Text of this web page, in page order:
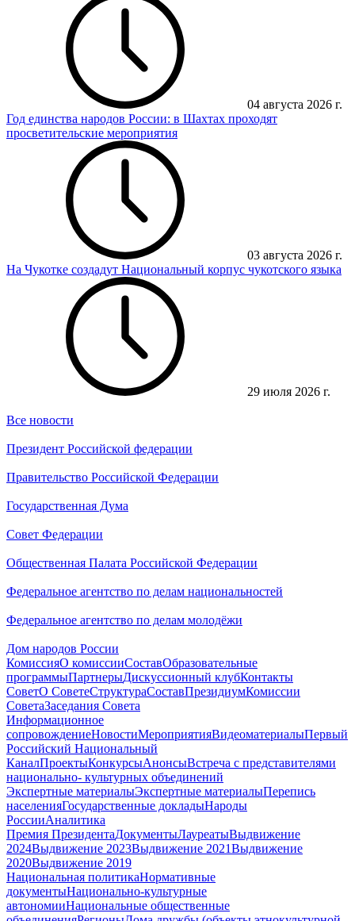
04 августа 2026 г.
Год единства народов России: в Шахтах проходят
просветительские мероприятия
03 августа 2026 г.
На Чукотке создадут Национальный корпус чукотского языка
29 июля 2026 г.
Все новости
Президент Российской федерации
Правительство Российской Федерации
Государственная Дума
Совет Федерации
Общественная Палата Российской Федерации
Федеральное агентство по делам национальностей
Федеральное агентство по делам молодёжи
Дом народов России
КомиссияО комиссииСоставОбразовательные
программыПартнерыДискуссионный клубКонтакты
СоветО СоветеСтруктураСоставПрезидиумКомиссии
СоветаЗаседания Совета
Информационное
сопровождениеНовостиМероприятияВидеоматериалыПервый
Российский Национальный
КаналПроектыКонкурсыАнонсыВстреча с представителями
национально- культурных объединений
Экспертные материалыЭкспертные материалыПерепись
населенияГосударственные докладыНароды
РоссииАналитика
Премия ПрезидентаДокументыЛауреатыВыдвижение
2024Выдвижение 2023Выдвижение 2021Выдвижение
2020Выдвижение 2019
Национальная политикаНормативные
документыНационально-культурные
автономииНациональные общественные